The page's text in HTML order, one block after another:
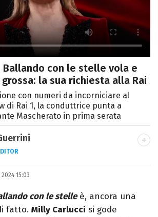
Ballando con le stelle vola e
la sua richiesta alla Rai
con numeri da incorniciare al
di Rai 1, la conduttrice punta a
Mascherato in prima serata
Lettere, smania di viaggi e
15:03
con le stelleè, ancora una
fatto. Milly Carlucci si gode